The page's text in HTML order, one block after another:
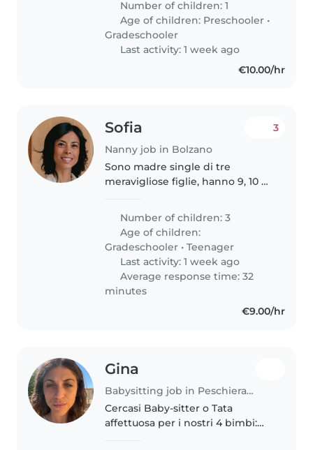
affettuosi (di 8, 6 e quasi 5 anni) e
cerchiamo una figura di
riferimento..
Number of children: 1
Age of children: Preschooler •
Gradeschooler
Last activity: 1 week ago
€10.00/hr
Sofia
Nanny job in Bolzano
3
Sono madre single di tre
meravigliose figlie, hanno 9, 10 e
musica, i film molto sportive (due
a livello agonistico). Sto cercando
una babysitter flessibile..
Number of children: 3
Age of children:
Gradeschooler •Teenager
Last activity: 1 week ago
Average response time: 32
minutes
€9.00/hr
Gina
Babysitting job in Peschiera Borromeo
Cercasi Baby-sitter o Tata
affettuosa per i nostri 4 bimbi: